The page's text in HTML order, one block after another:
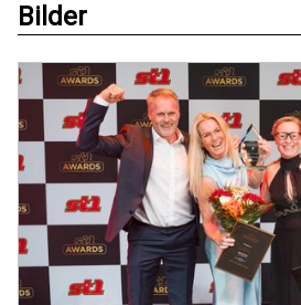
Bilder